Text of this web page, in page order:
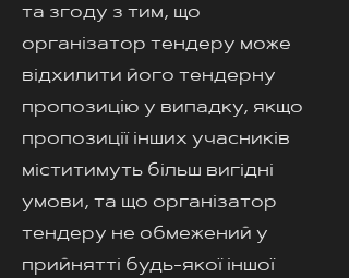
та згоду з тим, що
організатор тендеру може
відхилити його тендерну
пропозицію у випадку, якщо
пропозиції інших учасників
міститимуть більш вигідні
умови, та що організатор
тендеру не обмежений у
прийнятті будь-якої іншої